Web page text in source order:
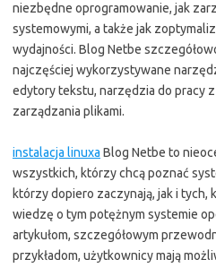
niezbędne oprogramowanie, jak
systemowymi, a także jak
wydajności. Blog Netbe
najczęściej wykorzystywane
edytory tekstu, narzędzia do pracy
zarządzania plikami.
instalacja linuxa Blog Netbe to
wszystkich, którzy chcą poznać
którzy dopiero zaczynają, jak i tych,
wiedzę o tym potężnym systemie
artykułom, szczegółowym
przykładom, użytkownicy mają